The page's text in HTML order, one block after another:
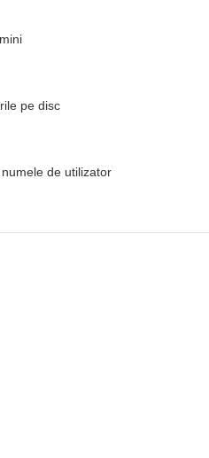
pe disc
de utilizator